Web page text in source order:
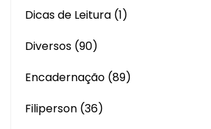
Dicas de Leitura (1)
Diversos (90)
Encadernação (89)
Filiperson (36)